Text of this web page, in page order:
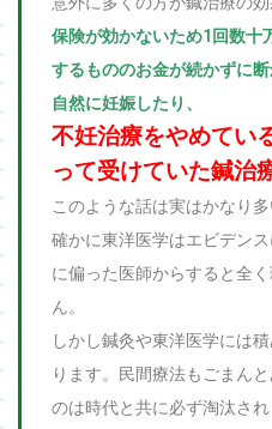
保険が効かないため1回数十
するもののお金が続かずに
自然に妊娠したり、
不妊治療をやめてい
って受けていた鍼治
このような話は実はかなり多
確かに東洋医学はエビデン
に偏った医師からすると全
ん。
しかし鍼灸や東洋医学には
ります。民間療法もごまん
のは時代と共に必ず淘汰され